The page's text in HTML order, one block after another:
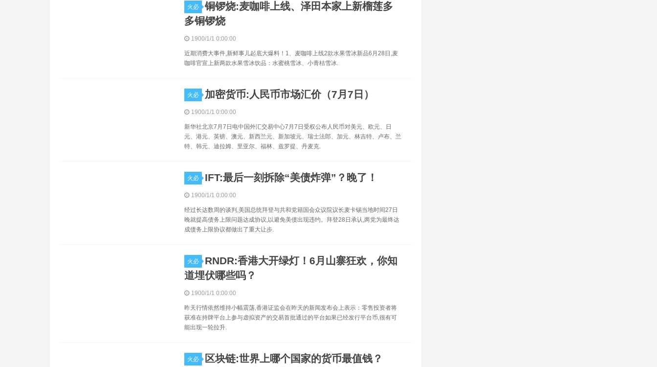
火必
铜锣烧:麦咖啡上线、泽田本家上新榴莲多
多铜锣烧
1900/1/1 0:00:00
近期消费大事件,新鲜事儿起底大爆料！1、麦咖啡上线2款水果雪冰新品6月28日,麦
咖啡官宣上新两款水果雪冰饮品：水蜜桃雪冰、小青桔雪冰.
火必 加密货币:人民币市场汇价（7月7日）
1900/1/1 0:00:00
新华社北京7月7日电中国外汇交易中心7月7日受权公布人民币对美元、欧元、日
元、港元、英镑、澳元、新西兰元、新加坡元、瑞士法郎、加元、林吉特、卢布、兰
特、韩元、迪拉姆、里亚尔、福林、兹罗提、丹麦克.
火必 IFT:最后一刻拆除“美债炸弹”？晚了！
1900/1/1 0:00:00
经过长达数周的谈判,美国总统拜登与共和党籍国会众议院议长麦卡锡当地时间27日
晚就提高债务上限问题达成协议,以避免美债出现违约。拜登28日承认,两党为最终达
成债务上限协议都做出了重大让步.
火必
RNDR:香港大开绿灯！6月山寨狂欢，你知
道埋伏哪些吗？
1900/1/1 0:00:00
昨天行情依然维持小幅震荡,香港证监会在昨天的新闻发布会上表示：零售投资者将
获准在持牌平台上参与虚拟资产的交易首批通过的平台如果已经发行平台币,很有可
能出现一轮拉升.
火必 区块链:世界上哪个国家的货币最值钱？